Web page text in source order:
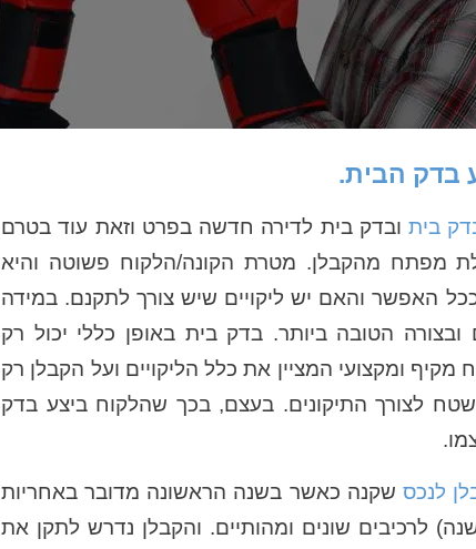
בדק הבית.
ביתובדק בית לדירה חדשה בפרט וזאת עוד בטרם
מפתח מהקבלן. מטרת הקונה/הלקוח פשוטה והיא
האפשר והאם יש ליקויים שיש צורך לתקנם. במידה
הטובה ביותר. בדק בית באופן כללי יכול רק
מקיף ומקצועי המציין את כלל הליקויים ועל הקבלן רק
לצורך התיקונים. בעצם, בכך שהלקוח ביצע בדק
לנכס שקנה כאשר בשנה הראשונה מדובר באחריות
לרכיבים שונים ומהותיים. והקבלן נדרש לתקן את